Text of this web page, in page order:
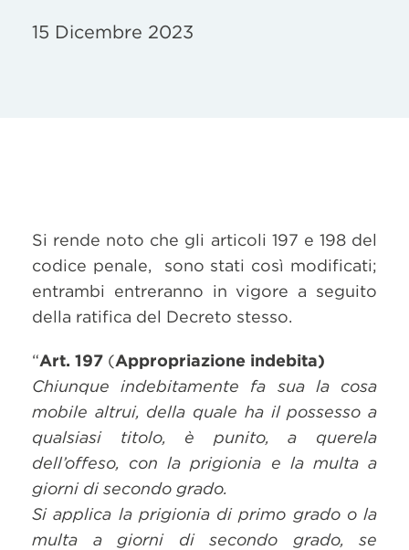
15 Dicembre 2023
Si rende noto che gli articoli 197 e 198 del
codice penale, sono stati così modificati;
entrambi entreranno in vigore a seguito
della ratifica del Decreto stesso.
“Art. 197 (Appropriazione indebita)
Chiunque indebitamente fa sua la cosa
mobile altrui, della quale ha il possesso a
qualsiasi titolo, è punito, a querela
dell’offeso, con la prigionia e la multa a
giorni di secondo grado.
Si applica la prigionia di primo grado o la
multa a giorni di secondo grado, se